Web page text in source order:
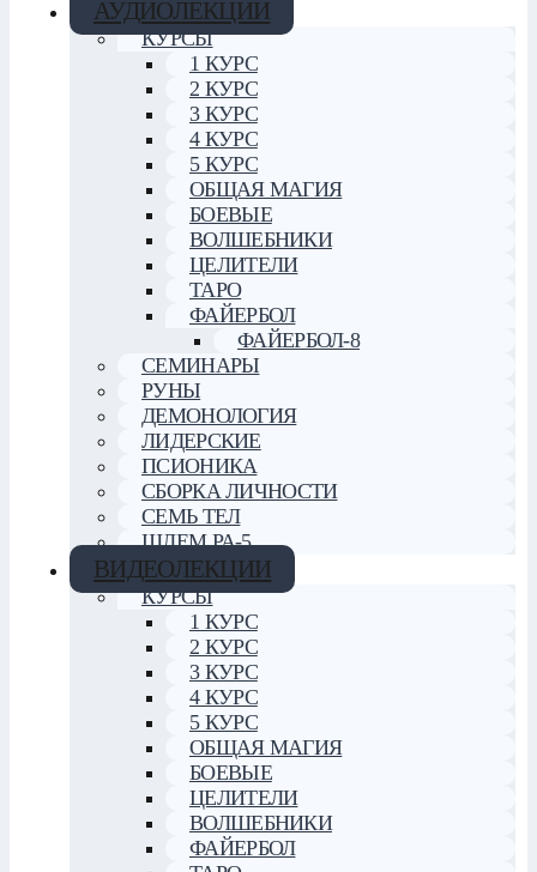
АУДИОЛЕКЦИИ
КУРСЫ
1 КУРС
2 КУРС
3 КУРС
4 КУРС
5 КУРС
ОБЩАЯ МАГИЯ
БОЕВЫЕ
ВОЛШЕБНИКИ
ЦЕЛИТЕЛИ
ТАРО
ФАЙЕРБОЛ
ФАЙЕРБОЛ-8
СЕМИНАРЫ
РУНЫ
ДЕМОНОЛОГИЯ
ЛИДЕРСКИЕ
ПСИОНИКА
СБОРКА ЛИЧНОСТИ
СЕМЬ ТЕЛ
ШЛЕМ РА-5
ВИДЕОЛЕКЦИИ
КУРСЫ
1 КУРС
2 КУРС
3 КУРС
4 КУРС
5 КУРС
ОБЩАЯ МАГИЯ
БОЕВЫЕ
ЦЕЛИТЕЛИ
ВОЛШЕБНИКИ
ФАЙЕРБОЛ